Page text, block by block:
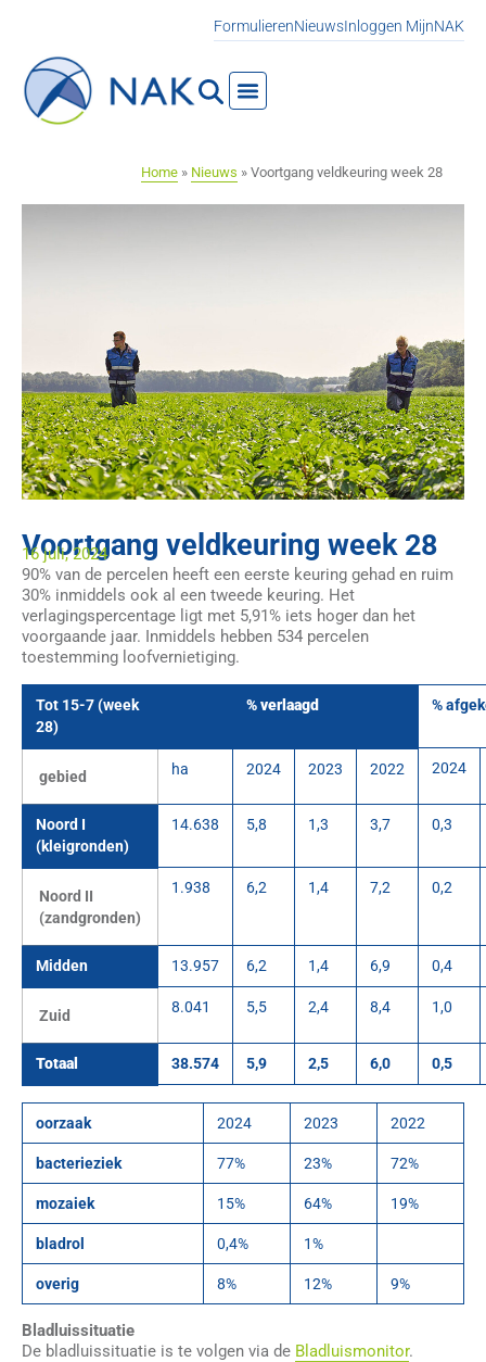
FormulierenNieuwsInloggen MijnNAK
Home » Nieuws » Voortgang veldkeuring week 28
Voortgang veldkeuring week 28
16 juli, 2024
90% van de percelen heeft een eerste keuring gehad en ruim
30% inmiddels ook al een tweede keuring. Het
verlagingspercentage ligt met 5,91% iets hoger dan het
voorgaande jaar. Inmiddels hebben 534 percelen
toestemming loofvernietiging.
Tot 15-7 (week
28)
% verlaagd %
gebied ha 2024 2023 2022 2024
Noord I
(kleigronden)
14.638 5,8 1,3 3,7 0,3
Noord II
(zandgronden)
1.938 6,2 1,4 7,2 0,2
Midden 13.957 6,2 1,4 6,9 0,4
Zuid 8.041 5,5 2,4 8,4 1,0
T​otaal 38.574 5,9 2,5 6,0 0,5
oorzaak 2024 2023 2022
bacterieziek 77% 23% 72%
mozaiek 15% 64% 19%
bladrol 0,4% 1%
overig 8% 12% 9%
Bladluissituatie
De bladluissituatie is te volgen via de Bladluismonitor.